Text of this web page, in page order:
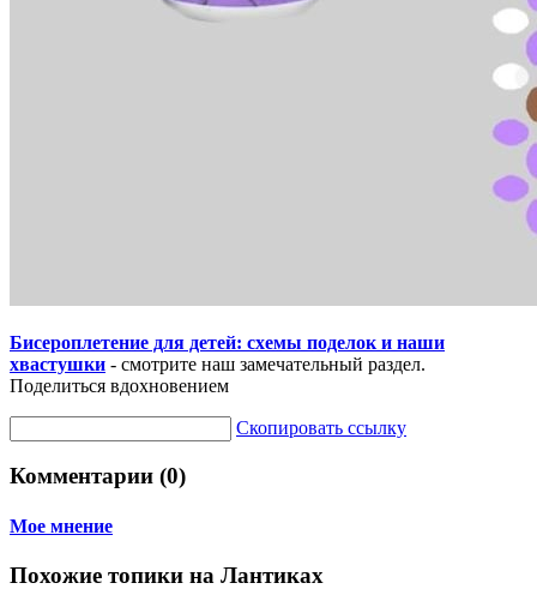
Бисероплетение для детей: схемы поделок и наши
хвастушки - смотрите наш замечательный раздел.
Поделиться вдохновением
Скопировать ссылку
Комментарии (0)
Мое мнение
Похожие топики на Лантиках